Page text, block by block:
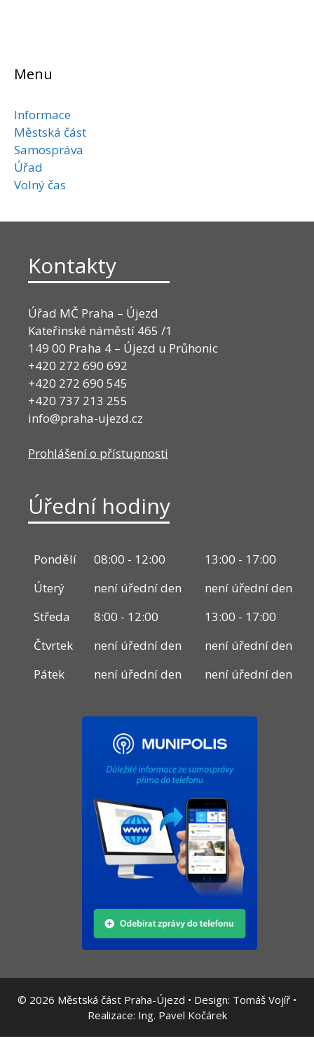
Menu
Informace
Městská část
Samospráva
Úřad
Volný čas
Kontakty
Úřad MČ Praha – Újezd
Kateřinské náměstí 465 /1
149 00 Praha 4 – Újezd u Průhonic
+420 272 690 692
+420 272 690 545
+420 737 213 255
info@praha-ujezd.cz
Prohlášení o přístupnosti
Úřední hodiny
Pondělí 08:00 - 12:00
13:00 - 17:00
Úterý
není úřední den
není úřední den
Středa
8:00 - 12:00
13:00 - 17:00
Čtvrtek
není úřední den
není úřední den
Pátek
není úřední den není úřední den
© 2026 Městská část Praha-Újezd • Design: Tomáš Vojíř •
Realizace: Ing. Pavel Kočárek